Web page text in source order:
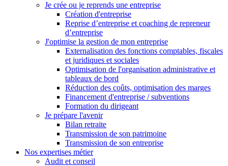
Je crée ou je reprends une entreprise
Création d'entreprise
Reprise d’entreprise et coaching de repreneur
d’entreprise
J'optimise la gestion de mon entreprise
Externalisation des fonctions comptables, fiscales
et juridiques et sociales
Optimisation de l'organisation administrative et
tableaux de bord
Réduction des coûts, optimisation des marges
Financement d'entreprise / subventions
Formation du dirigeant
Je prépare l'avenir
Bilan retraite
Transmission de son patrimoine
Transmission de son entreprise
Nos expertises métier
Audit et conseil